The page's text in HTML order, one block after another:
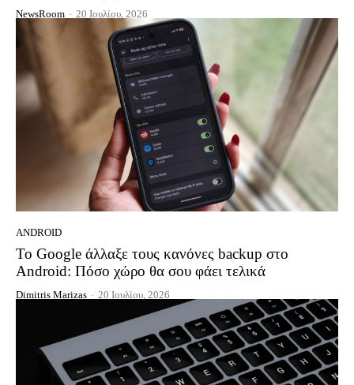
NewsRoom - 20 Ιουλίου, 2026
ANDROID
Το Google άλλαξε τους κανόνες backup στο
Android: Πόσο χώρο θα σου φάει τελικά
Dimitris Marizas - 20 Ιουλίου, 2026